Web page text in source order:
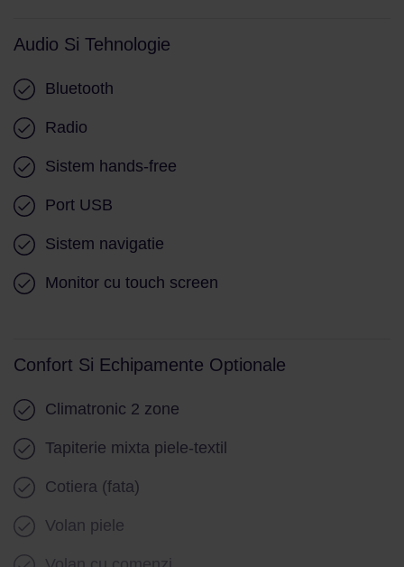
Audio Si Tehnologie
Bluetooth
Radio
Sistem hands-free
Port USB
Sistem navigatie
Monitor cu touch screen
Confort Si Echipamente Optionale
Climatronic 2 zone
Tapiterie mixta piele-textil
Cotiera (fata)
Volan piele